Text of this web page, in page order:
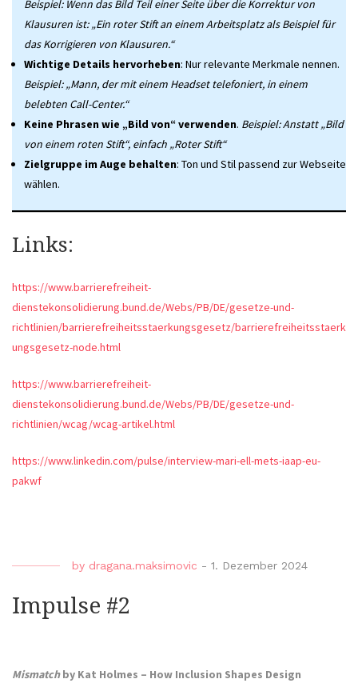
Beispiel: Wenn das Bild Teil einer Seite über die Korrektur von
Klausuren ist: „Ein roter Stift an einem Arbeitsplatz als Beispiel für
das Korrigieren von Klausuren.“
Wichtige Details hervorheben: Nur relevante Merkmale nennen.
Beispiel: „Mann, der mit einem Headset telefoniert, in einem
belebten Call-Center.“
Keine Phrasen wie „Bild von“ verwenden. Beispiel: Anstatt „Bild
von einem roten Stift“, einfach „Roter Stift“
Zielgruppe im Auge behalten: Ton und Stil passend zur Webseite
wählen.
Links:
https://www.barrierefreiheit-
dienstekonsolidierung.bund.de/Webs/PB/DE/gesetze-und-
richtlinien/barrierefreiheitsstaerkungsgesetz/barrierefreiheitsstaerk
ungsgesetz-node.html
https://www.barrierefreiheit-
dienstekonsolidierung.bund.de/Webs/PB/DE/gesetze-und-
richtlinien/wcag/wcag-artikel.html
https://www.linkedin.com/pulse/interview-mari-ell-mets-iaap-eu-
pakwf
by dragana.maksimovic - 1. Dezember 2024
Impulse #2
Mismatchby Kat Holmes – How Inclusion Shapes Design